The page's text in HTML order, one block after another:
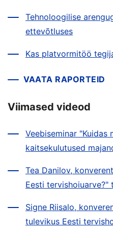
Tehnoloogilise
ettevõtluses
Kas platvormitöö
VAATA RAPORTEID
Viimased videod
Veebiseminar "Kuidas
kaitsekulutused
Tea Danilov,
Eesti tervishoiuarve?"
Signe Riisalo,
tulevikus Eesti